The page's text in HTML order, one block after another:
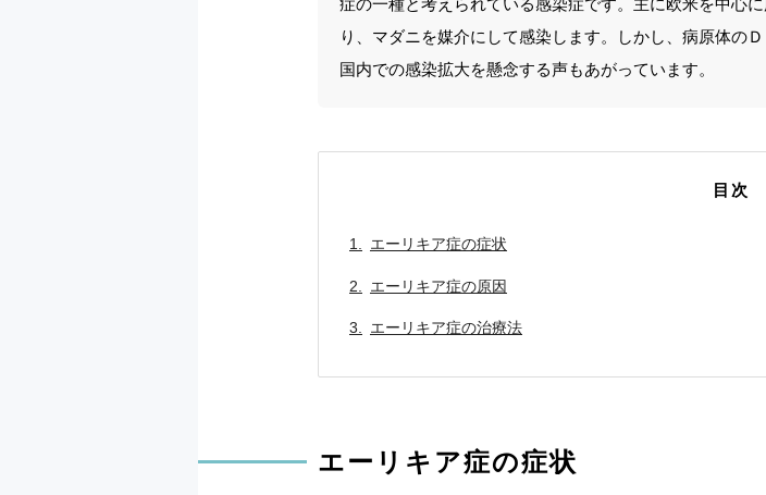
症の一種と考えられている感染症です。主に欧米を中心
り、マダニを媒介にして感染します。しかし、病原体の
国内での感染拡大を懸念する声もあがっています。
目次
エーリキア症の症状
エーリキア症の原因
エーリキア症の治療法
エーリキア症の症状